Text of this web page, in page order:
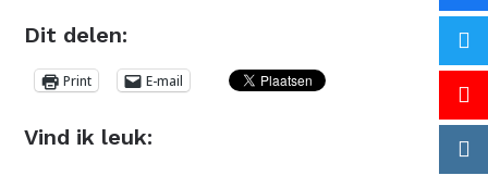
Dit delen:
Print E-mail
Vind ik leuk: